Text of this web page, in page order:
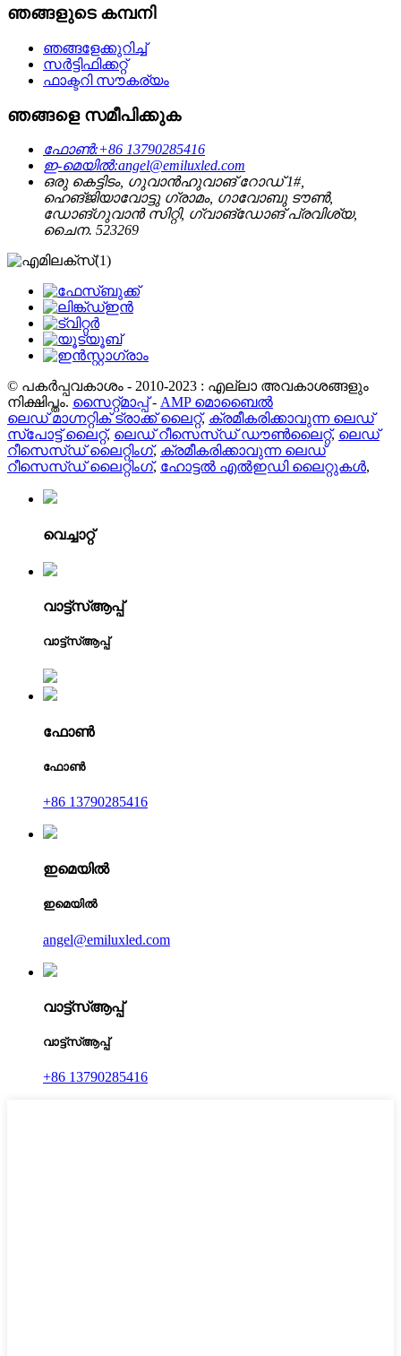
ഞങ്ങളുടെ കമ്പനി
ഞങ്ങളേക്കുറിച്ച്
സർട്ടിഫിക്കറ്റ്
ഫാക്ടറി സൗകര്യം
ഞങ്ങളെ സമീപിക്കുക
ഫോൺ:+86 13790285416
ഇ-മെയിൽ:angel@emiluxled.com
ഒരു കെട്ടിടം, ഗുവാൻഹുവാങ് റോഡ് 1#,
ഹെങ്ജിയാവോട്ടു ഗ്രാമം, ഗാവോബു ടൗൺ,
ഡോങ്ഗുവാൻ സിറ്റി, ഗ്വാങ്ഡോങ് പ്രവിശ്യ,
ചൈന. 523269
© പകർപ്പവകാശം - 2010-2023 : എല്ലാ അവകാശങ്ങളും
നിക്ഷിപ്തം. സൈറ്റ്മാപ്പ്- AMP മൊബൈൽ
ലെഡ് മാഗ്നറ്റിക് ട്രാക്ക് ലൈറ്റ്, ക്രമീകരിക്കാവുന്ന ലെഡ്
സ്പോട്ട് ലൈറ്റ്, ലെഡ് റീസെസ്ഡ് ഡൗൺലൈറ്റ്, ലെഡ്
റീസെസ്ഡ് ലൈറ്റിംഗ്, ക്രമീകരിക്കാവുന്ന ലെഡ്
റീസെസ്ഡ് ലൈറ്റിംഗ്, ഹോട്ടൽ എൽഇഡി ലൈറ്റുകൾ,
വെച്ചാറ്റ്
വാട്ട്‌സ്ആപ്പ്
വാട്ട്‌സ്ആപ്പ്
ഫോൺ
ഫോൺ
+86 13790285416
ഇമെയിൽ
ഇമെയിൽ
angel@emiluxled.com
വാട്ട്‌സ്ആപ്പ്
വാട്ട്‌സ്ആപ്പ്
+86 13790285416